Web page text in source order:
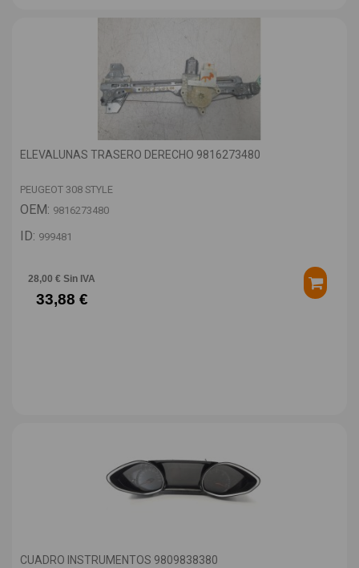
ELEVALUNAS TRASERO DERECHO 9816273480
PEUGEOT 308 STYLE
OEM: 9816273480
ID: 999481
28,00 € Sin IVA
33,88 €
CUADRO INSTRUMENTOS 9809838380